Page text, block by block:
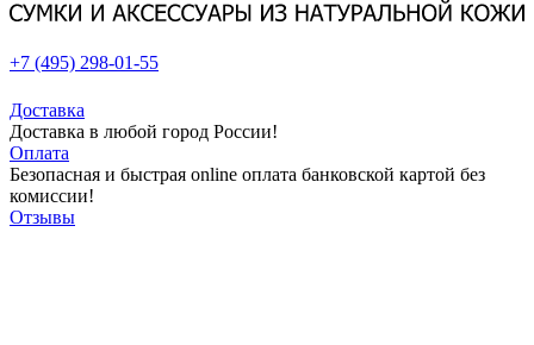
+7 (495) 298-01-55
Доставка
Доставка в любой город России!
Оплата
Безопасная и быстрая online оплата банковской картой без
комиссии!
Отзывы